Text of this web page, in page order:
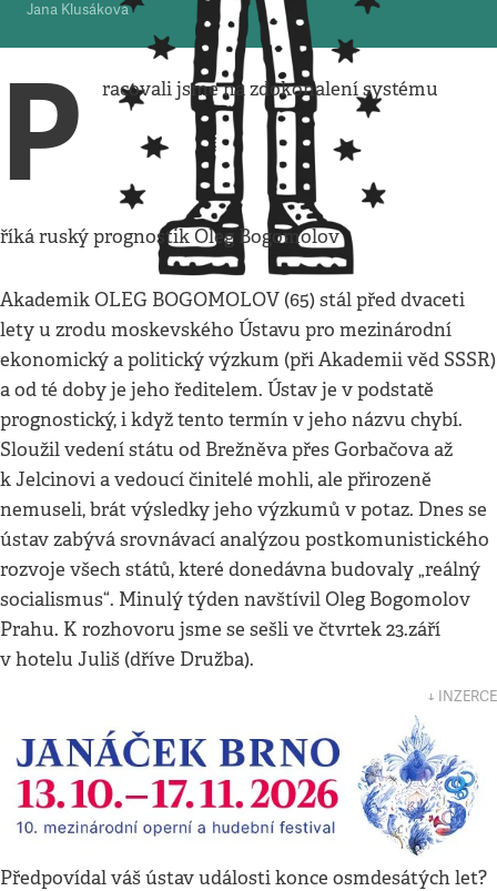
Jana Klusáková
P racovali jsme na zdokonalení systému
říká ruský prognostik Oleg Bogomolov
Akademik OLEG BOGOMOLOV (65) stál před dvaceti
lety u zrodu moskevského Ústavu pro mezinárodní
ekonomický a politický výzkum (při Akademii věd SSSR)
a od té doby je jeho ředitelem. Ústav je v podstatě
prognostický, i když tento termín v jeho názvu chybí.
Sloužil vedení státu od Brežněva přes Gorbačova až
k Jelcinovi a vedoucí činitelé mohli, ale přirozeně
nemuseli, brát výsledky jeho výzkumů v potaz. Dnes se
ústav zabývá srovnávací analýzou postkomunistického
rozvoje všech států, které donedávna budovaly „reálný
socialismus“. Minulý týden navštívil Oleg Bogomolov
Prahu. K rozhovoru jsme se sešli ve čtvrtek 23.září
v hotelu Juliš (dříve Družba).
↓ INZERCE
Předpovídal váš ústav události konce osmdesátých let?